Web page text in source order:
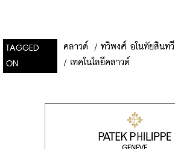
TAGGED
ON
คลาวด์ / ทวิพงศ์ อโนทัยสินทวี
/ เทคโนโลยีคลาวด์